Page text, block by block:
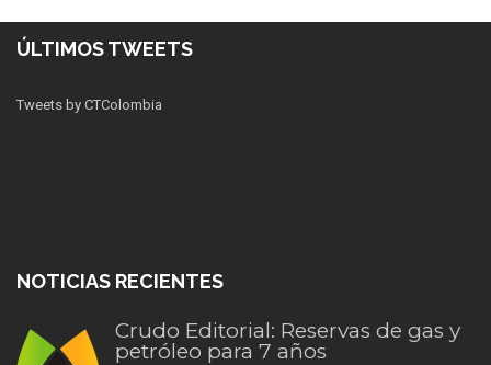
ÚLTIMOS TWEETS
Tweets by CTColombia
NOTICIAS RECIENTES
Crudo Editorial: Reservas de gas y
petróleo para 7 años